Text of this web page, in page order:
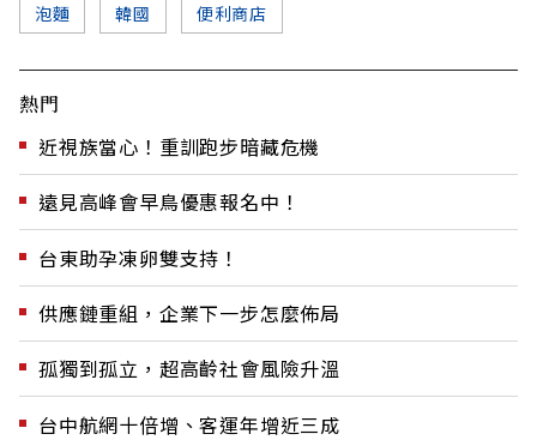
泡麵 韓國 便利商店
熱門
近視族當心！重訓跑步暗藏危機
遠見高峰會早鳥優惠報名中！
台東助孕凍卵雙支持！
供應鏈重組，企業下一步怎麼佈局
孤獨到孤立，超高齡社會風險升溫
台中航網十倍增、客運年增近三成